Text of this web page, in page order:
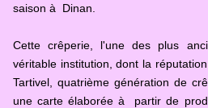
saison à Dinan.
Cette crêperie, l'une des plus
véritable institution, dont la
Tartivel, quatrième génération de
une carte élaborée à partir de